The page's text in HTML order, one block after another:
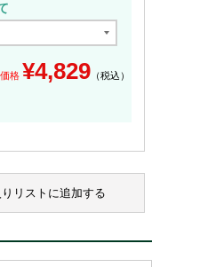
格 ¥4,829 （税込）
リストに追加する